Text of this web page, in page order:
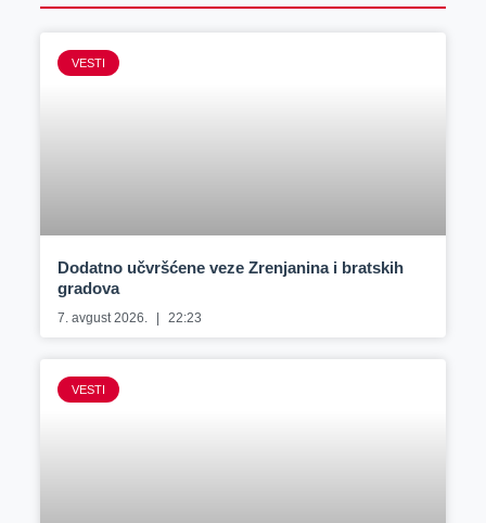
VESTI
Dodatno učvršćene veze Zrenjanina i bratskih
gradova
7. avgust 2026. 22:23
VESTI